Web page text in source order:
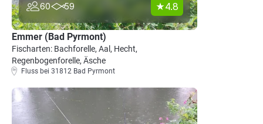
60 59 4.8
Emmer (Bad Pyrmont)
Fischarten: Bachforelle, Aal, Hecht,
Regenbogenforelle, Äsche
Fluss bei 31812 Bad Pyrmont